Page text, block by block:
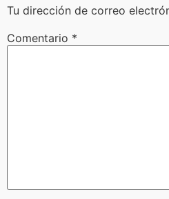
Tu dirección de correo
Comentario *